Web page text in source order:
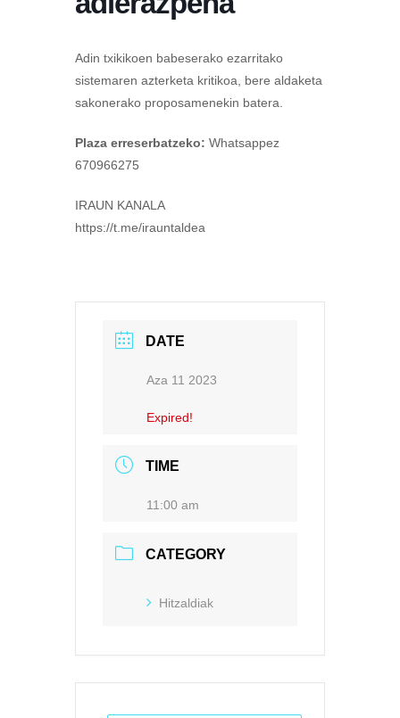
Adin txikikoen babeserako ezarritako
sistemaren azterketa kritikoa, bere aldaketa
sakonerako proposamenekin batera.
Plaza erreserbatzeko: Whatsappez
670966275
IRAUN KANALA
https://t.me/irauntaldea
DATE
Aza 11 2023
Expired!
TIME
11:00 am
CATEGORY
Hitzaldiak